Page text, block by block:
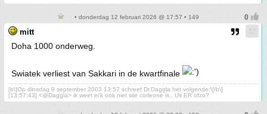
• donderdag 12 februari 2026 @ 17:57 • 149
mitt
Doha 1000 onderweg.
Swiatek verliest van Sakkari in de kwartfinale
[b\]Op dinsdag 9 september 2003 13:57 schreef Dr.Daggla het volgende:\[/b\]
[13:57:43] <@Daggla> ik weet ei'k ook niet wie corleone is.. Uit ER ofzo?